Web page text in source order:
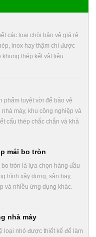
các loại chòi bảo vệ giá rẻ
inox hay thậm chí được
thép kết vật liệu
phẩm tuyệt vời để bảo vệ
máy, khu công nghiệp và
cấu thép chắc chắn và khả
mái bo tròn
tròn là lựa chọn hàng đầu
trình xây dựng, sân bay,
và nhiều ứng dụng khác.
nhà máy
loại nhỏ được thiết kế để làm